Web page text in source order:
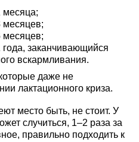
месяца;
месяцев;
месяцев;
года, заканчивающийся
вскармливания.
даже не
лактационного криза.
место быть, не стоит. У
случиться, 1–2 раза за
правильно подходить к